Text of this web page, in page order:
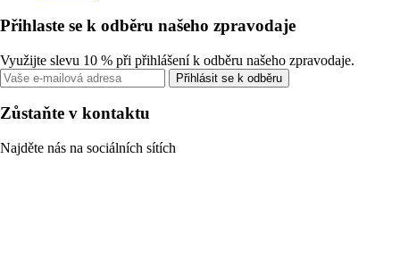
Přihlaste se k odběru našeho zpravodaje
Využijte slevu 10 % při přihlášení k odběru našeho zpravodaje.
Přihlásit se k odběru
Zůstaňte v kontaktu
Najděte nás na sociálních sítích